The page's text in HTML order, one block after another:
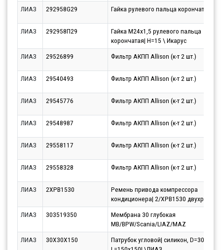
ЛИАЗ 292958G29 Гайка рулевого пальца корончатая
ЛИАЗ 292958П29
Гайка М24х1,5 рулевого пальца
корончатая| H=15 \ Икарус
ЛИАЗ
29526899 Фильтр АКПП Allison (к-т 2 шт.)
ЛИАЗ 29540493 Фильтр АКПП Allison (к-т 2 шт.)
ЛИАЗ 29545776 Фильтр АКПП Allison (к-т 2 шт.)
ЛИАЗ 29548987 Фильтр АКПП Allison (к-т 2 шт.)
ЛИАЗ 29558117 Фильтр АКПП Allison (к-т 2 шт.)
ЛИАЗ 29558328 Фильтр АКПП Allison (к-т 2 шт.)
ЛИАЗ 2ХРВ1530
Ремень привода компрессора
кондиционера| 2/ХPB1530
ЛИАЗ
303519350
Мембрана 30 глубокая
MB/BPW/Scania/LIAZ/MAZ
ЛИАЗ
30X30X150
Патрубок угловой| силикон, D=30,